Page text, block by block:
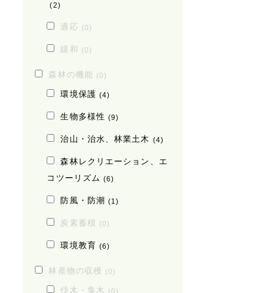
(2)
適応 (0)
緩和 (0)
森林の機能 (0)
環境保護 (4)
生物多様性 (9)
治山・治水、林業土木 (4)
森林レクリエーション、エ
コツーリズム (6)
防風・防潮 (1)
炭素蓄積 (0)
環境教育 (6)
林産物の収穫 (0)
伐木・集木 (0)